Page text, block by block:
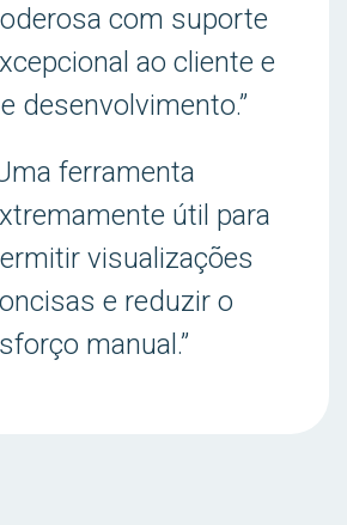
com suporte
ao cliente e
desenvolvimento.”
ferramenta
útil para
visualizações
e reduzir o
manual.”